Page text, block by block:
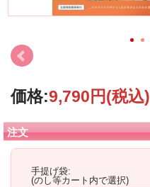
価格:9,790円(税込)
注文
手提げ袋:
(のし等カート内で選択)